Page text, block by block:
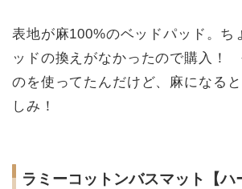
表地が麻100%のベッドパッド。ち
ッドの換えがなかったので購入！
のを使ってたんだけど、麻になる
しみ！
ラミーコットンバスマット【